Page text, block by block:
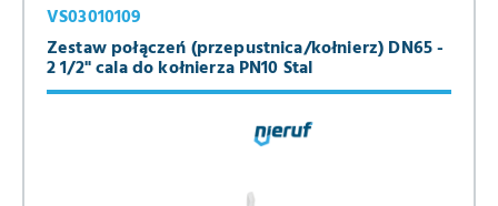
Zestaw połączeń (przepustnica/kołnierz) DN65 -
2 1/2" cala do kołnierza PN10 Stal
VS03010109